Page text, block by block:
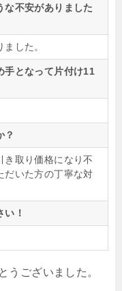
な不安がありました
した。
手となって片付け11
？
き取り価格になり不
だいた方の丁寧な対
！
うございました。